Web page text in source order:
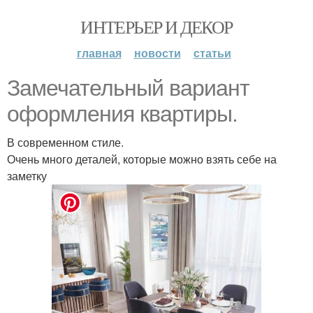
ИНТЕРЬЕР И ДЕКОР
главная новости статьи
Замечательный вариант
оформления квартиры.
В современном стиле.
Очень много деталей, которые можно взять себе на
заметку